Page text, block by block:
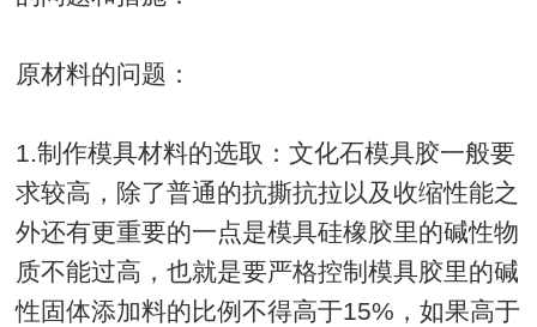
原材料的问题：
1.制作模具材料的选取：文化石模具胶一般要
求较高，除了普通的抗撕抗拉以及收缩性能之
外还有更重要的一点是模具硅橡胶里的碱性物
质不能过高，也就是要严格控制模具胶里的碱
性固体添加料的比例不得高于15%，如果高于